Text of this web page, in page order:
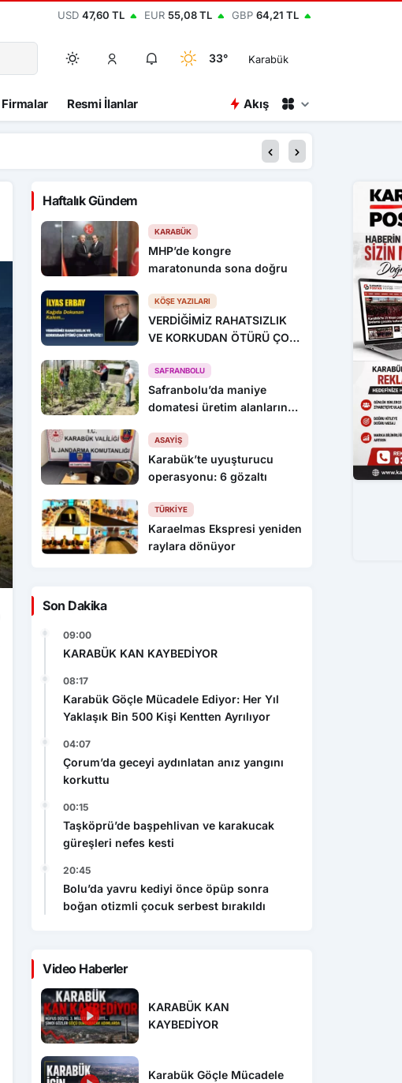
USD 47,60 TL EUR 55,08 TL GBP 64,21 TL
33° Karabük
Firmalar Resmi İlanlar Akış
20:37 Sürücü fren yerine
Haftalık Gündem
KARABÜK
MHP’de kongre
maratonunda sona doğru
KÖŞE YAZILARI
VERDİĞİMİZ RAHATSIZLIK
VE KORKUDAN ÖTÜRÜ ÇOK
SAFRANBOLU
Safranbolu’da maniye
domatesi üretim alanlarında
ASAYIŞ
Karabük’te uyuşturucu
operasyonu: 6 gözaltı
TÜRKIYE
Karaelmas Ekspresi yeniden
raylara dönüyor
Son Dakika
09:00
KARABÜK KAN KAYBEDİYOR
08:17
Karabük Göçle Mücadele Ediyor: Her Yıl
Yaklaşık Bin 500 Kişi Kentten Ayrılıyor
04:07
Çorum’da geceyi aydınlatan anız yangını
korkuttu
00:15
Taşköprü’de başpehlivan ve karakucak
güreşleri nefes kesti
20:45
Bolu’da yavru kediyi önce öpüp sonra
boğan otizmli çocuk serbest bırakıldı
Video Haberler
KARABÜK KAN
KAYBEDİYOR
Karabük Göçle Mücadele